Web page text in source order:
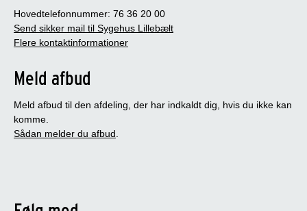
Hovedtelefonnummer: 76 36 20 00
Send sikker mail til Sygehus Lillebælt
Flere kontaktinformationer
Meld afbud
Meld afbud til den afdeling, der har indkaldt dig, hvis du ikke kan
komme.
Sådan melder du afbud.